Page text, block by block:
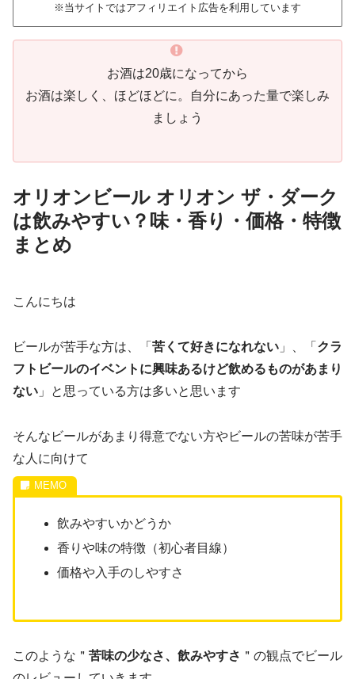
※当サイトではアフィリエイト広告を利用しています
お酒は20歳になってから
お酒は楽しく、ほどほどに。自分にあった量で楽しみ
ましょう
オリオンビール オリオン ザ・ダーク
は飲みやすい？味・香り・価格・特徴
まとめ
こんにちは
ビールが苦手な方は、「 苦くて好きになれない 」、「 クラ
フトビールのイベントに興味あるけど飲めるものがあまり
ない 」と思っている方は多いと思います
そんなビールがあまり得意でない方やビールの苦味が苦手
な人に向けて
飲みやすいかどうか
香りや味の特徴（初心者目線）
価格や入手のしやすさ
このような＂ 苦味の少なさ、飲みやすさ ＂の観点でビール